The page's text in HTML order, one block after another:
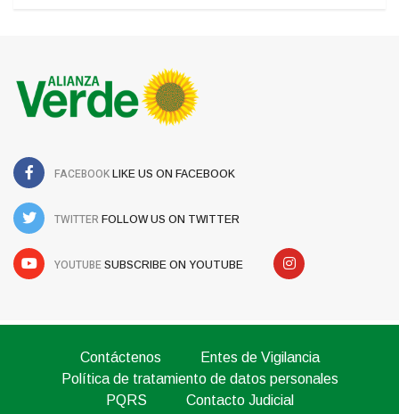
FACEBOOK LIKE US ON FACEBOOK
TWITTER FOLLOW US ON TWITTER
YOUTUBE SUBSCRIBE ON YOUTUBE
Contáctenos
Entes de Vigilancia
Política de tratamiento de datos personales
PQRS
Contacto Judicial